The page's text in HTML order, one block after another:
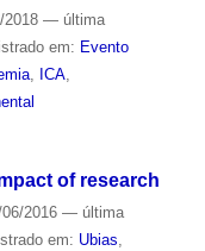
— última
em: Evento
, ICA,
of research
2016 — última
em: Ubias,